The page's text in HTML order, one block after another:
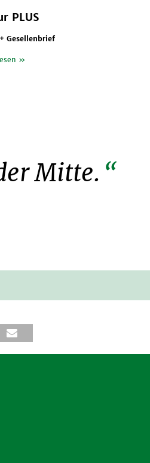
PLUS
Gesellenbrief
»
Mitte.